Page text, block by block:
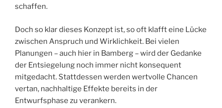
schaffen.
Doch so klar dieses Konzept ist, so oft klafft eine Lücke
zwischen Anspruch und Wirklichkeit. Bei vielen
Planungen – auch hier in Bamberg – wird der Gedanke
der Entsiegelung noch immer nicht konsequent
mitgedacht. Stattdessen werden wertvolle Chancen
vertan, nachhaltige Effekte bereits in der
Entwurfsphase zu verankern.